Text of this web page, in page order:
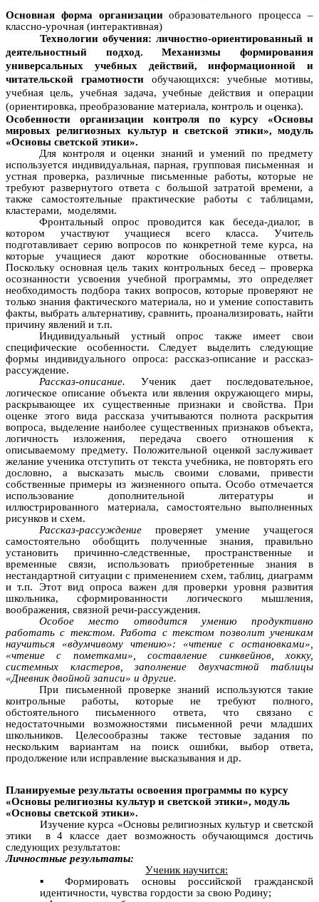
Основная форма организацииобразовательного процесса –
классно-урочная (интерактивная)
Технологии обучения: личностно-ориентированный и
деятельностный подход. Механизмы формирования
универсальных учебных действий, информационной и
читательской грамотности обучающихся: учебные мотивы,
учебная цель, учебная задача, учебные действия и операции
(ориентировка, преобразование материала, контроль и оценка).
Особенности организации контроля по курсу «Основы
мировых религиозных культур и светской этики», модуль
«Основы светской этики».
Для контроля и оценки знаний и умений по предмету
используется индивидуальная, парная, групповая письменная и
устная проверка, различные письменные работы, которые не
требуют развернутого ответа с большой затратой времени, а
также самостоятельные практические работы с таблицами,
кластерами, моделями.
Фронтальный опрос проводится как беседа-диалог, в
котором участвуют учащиеся всего класса. Учитель
подготавливает серию вопросов по конкретной теме курса, на
которые учащиеся дают короткие обоснованные ответы.
Поскольку основная цель таких контрольных бесед – проверка
осознанности усвоения учебной программы, это определяет
необходимость подбора таких вопросов, которые проверяют не
только знания фактического материала, но и умение сопоставить
факты, выбрать альтернативу, сравнить, проанализировать, найти
причину явлений и т.п.
Индивидуальный устный опрос также имеет свои
специфические особенности. Следует выделить следующие
формы индивидуального опроса: рассказ-описание и рассказ-
рассуждение.
Рассказ-описание. Ученик дает последовательное,
логическое описание объекта или явления окружающего миры,
раскрывающее их существенные признаки и свойства. При
оценке этого вида рассказа учитываются полнота раскрытия
вопроса, выделение наиболее существенных признаков объекта,
логичность изложения, передача своего отношения к
описываемому предмету. Положительной оценкой заслуживает
желание ученика отступить от текста учебника, не повторять его
дословно, а высказать мысль своими словами, привести
собственные примеры из жизненного опыта. Особо отмечается
использование дополнительной литературы и
иллюстрированного материала, самостоятельно выполненных
рисунков и схем.
Рассказ-рассуждение проверяет умение учащегося
самостоятельно обобщить полученные знания, правильно
установить причинно-следственные, пространственные и
временные связи, использовать приобретенные знания в
нестандартной ситуации с применением схем, таблиц, диаграмм
и т.п. Этот вид опроса важен для проверки уровня развития
школьника, сформированности логического мышления,
воображения, связной речи-рассуждения.
Особое место отводится умению продуктивно
работать с текстом. Работа с текстом позволит ученикам
научиться «вдумчивому чтению»: «чтение с остановками»,
«чтение с пометками», составление синквейнов, хокку,
системных кластеров, заполнение двухчастной таблицы
«Дневник двойной записи» и другие.
При письменной проверке знаний используются такие
контрольные работы, которые не требуют полного,
обстоятельного письменного ответа, что связано с
недостаточными возможностями письменной речи младших
школьников. Целесообразны также тестовые задания по
нескольким вариантам на поиск ошибки, выбор ответа,
продолжение или исправление высказывания и др.
Планируемые результаты освоения программы по курсу
«Основы религиозны культур и светской этики», модуль
«Основы светской этики».
Изучение курса «Основы религиозных культур и светской
этики в 4 классе дает возможность обучающимся достичь
следующих результатов:
Личностные результаты:
Ученик научится:
Формировать основы российской гражданской
идентичности, чувства гордости за свою Родину;